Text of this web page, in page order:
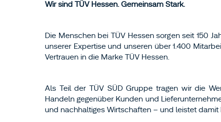
Wir sind TÜV Hessen. Gemeinsam Stark.
Die Menschen bei TÜV Hessen sorgen seit 150
unserer Expertise und unseren über 1.400
Vertrauen in die Marke TÜV Hessen.
Als Teil der TÜV SÜD Gruppe tragen wir die
Handeln gegenüber Kunden und
und nachhaltiges Wirtschaften – und leistet damit